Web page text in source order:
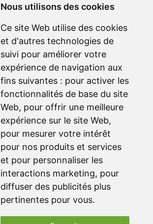
Nous utilisons des cookies
Ce site Web utilise des cookies
et d'autres technologies de
suivi pour améliorer votre
expérience de navigation aux
fins suivantes : pour activer les
fonctionnalités de base du site
Web, pour offrir une meilleure
expérience sur le site Web,
pour mesurer votre intérêt
pour nos produits et services
et pour personnaliser les
interactions marketing, pour
diffuser des publicités plus
pertinentes pour vous.
Service
entretien
téléchargements
fiches techniques
Plan du site
produits
réalisations
à propos
clients